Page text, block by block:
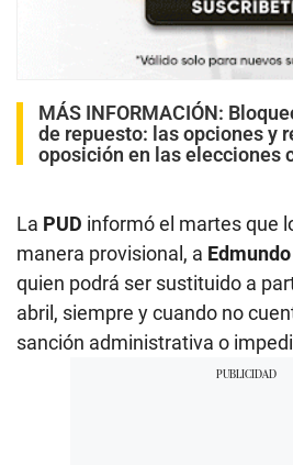
MÁS INFORMACIÓN:
de repuesto: las opciones y
oposición en las elecciones
La PUD informó el martes que
manera provisional, a
quien podrá ser sustituido a
abril, siempre y cuando no
sanción administrativa o